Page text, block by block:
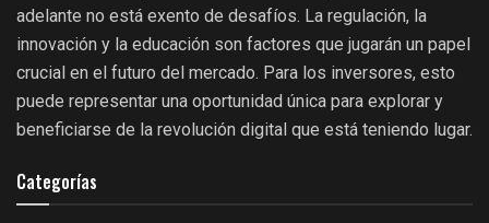
adelante no está exento de desafíos. La regulación, la
innovación y la educación son factores que jugarán un papel
crucial en el futuro del mercado. Para los inversores, esto
puede representar una oportunidad única para explorar y
beneficiarse de la revolución digital que está teniendo lugar.
Categorías